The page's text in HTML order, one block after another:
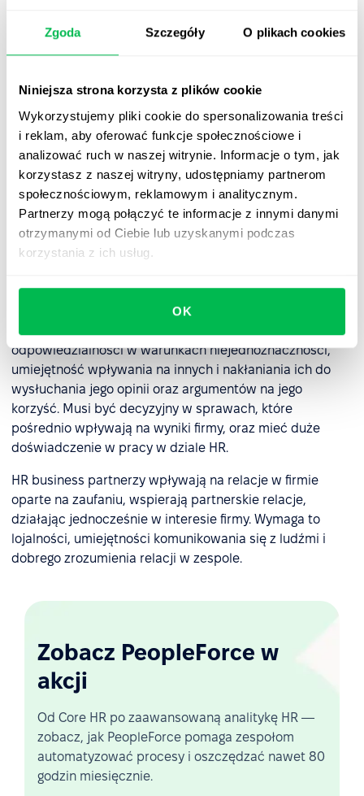
Zgoda Szczegóły O plikach cookies
Niniejsza strona korzysta z plików cookie
Wykorzystujemy pliki cookie do spersonalizowania treści
i reklam, aby oferować funkcje społecznościowe i
analizować ruch w naszej witrynie. Informacje o tym, jak
korzystasz z naszej witryny, udostępniamy partnerom
społecznościowym, reklamowym i analitycznym.
Partnerzy mogą połączyć te informacje z innymi danymi
otrzymanymi od Ciebie lub uzyskanymi podczas
korzystania z ich usług.
OK
negocjacjach dotyczących przyszłości, misji, celów i
spotkań, a także prawo do komunikacji z pracownikami.
zasobów ludzkich musi w pełni rozumieć strukturę i
procesy pracy w firmie oraz posiadać umiejętności
przywódcze, które pozwolą mu wdrażać swoje sugestie i
pomysły wspólnie z kierownictwem.
Umiejętności niezbędne dla
partnera biznesowego ds. zasobów
HR-business-partnera jest
wykazywanie się cechami przywódczymi, branie
odpowiedzialności w warunkach niejednoznaczności,
umiejętność wpływania na innych i nakłaniania ich do
wysłuchania jego opinii oraz argumentów na jego
korzyść. Musi być decyzyjny w sprawach, które
pośrednio wpływają na wyniki firmy, oraz mieć duże
doświadczenie w pracy w dziale HR.
HR business partnerzy wpływają na relacje w firmie
oparte na zaufaniu, wspierają partnerskie relacje,
działając jednocześnie w interesie firmy. Wymaga to
lojalności, umiejętności komunikowania się z ludźmi i
dobrego zrozumienia relacji w zespole.
Zobacz PeopleForce w
akcji
Od Core HR po zaawansowaną analitykę HR —
zobacz, jak PeopleForce pomaga zespołom
automatyzować procesy i oszczędzać nawet 80
godzin miesięcznie.